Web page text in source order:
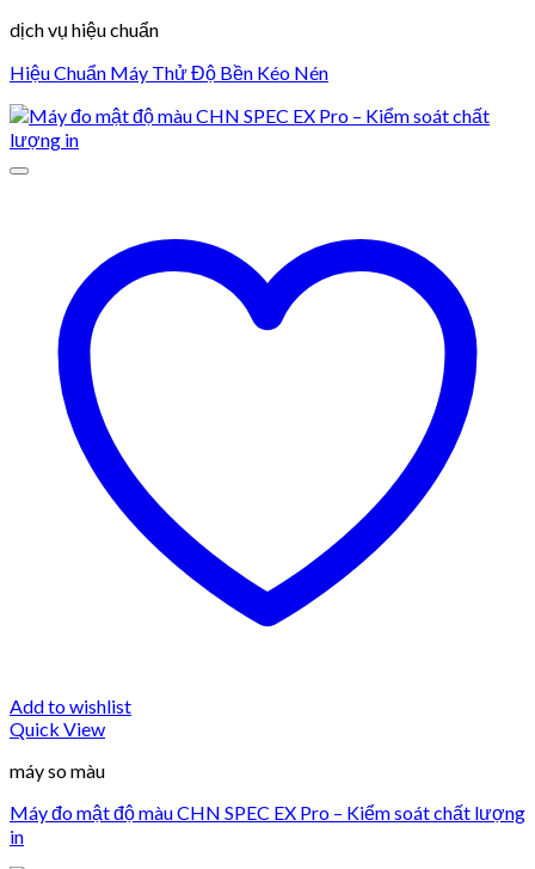
dịch vụ hiệu chuẩn
Hiệu Chuẩn Máy Thử Độ Bền Kéo Nén
Add to wishlist
Quick View
máy so màu
Máy đo mật độ màu CHN SPEC EX Pro – Kiểm soát chất lượng
in